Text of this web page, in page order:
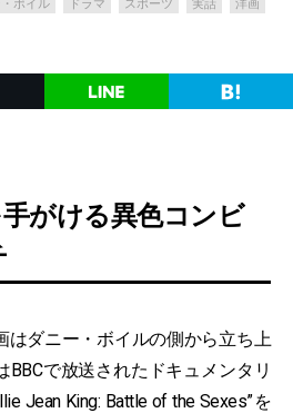
ボイル ドラマ スポーツ 実話 洋画
がける異色コンビ
ダニー・ボイルの側から立ち上
BBCで放送されたドキュメンタリ
Jean King: Battle of the Sexes”を